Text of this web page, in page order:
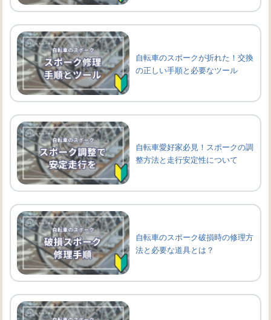
自転車のスポークが折れた！交換
の正しい手順と必要なツール
自転車愛好家必見！スポークの調
整方法と走行安定性について
自転車のスポーク破損時の修理方
法と必要な道具とは？